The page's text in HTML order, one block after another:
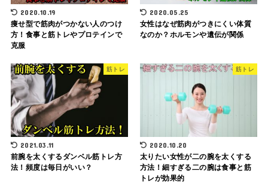
2020.10.19
痩せ型で筋肉がつかない人のつけ
方！食事と筋トレやプロテインで
克服
2020.05.25
女性はなぜ筋肉がつきにくい体質
なのか？ホルモンや遺伝が関係
筋トレ
2021.03.11
前腕を太くするダンベル筋トレ方
法！頻度は毎日がいい？
筋トレ
2020.10.20
太りたい女性が二の腕を太くする
方法！細すぎる二の腕は食事と筋
トレが効果的